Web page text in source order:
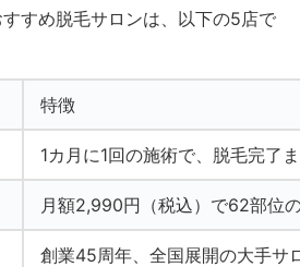
すめ脱毛サロンは、以下の5店で
特徴
1カ月に1回の施術で、脱毛完了
月額2,990円（税込）で62部位
創業45周年、全国展開の大手サ